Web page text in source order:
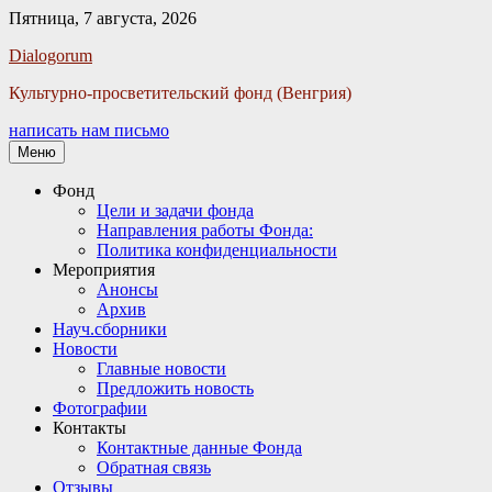
Пятница, 7 августа, 2026
Dialogorum
Культурно-просветительский фонд (Венгрия)
написать нам письмо
Меню
Основное
Фонд
Цели и задачи фонда
Направления работы Фонда:
Политика конфиденциальности
Мероприятия
Анонсы
Архив
Науч.сборники
Новости
Главные новости
Предложить новость
Фотографии
Контакты
Контактные данные Фонда
Обратная связь
Отзывы